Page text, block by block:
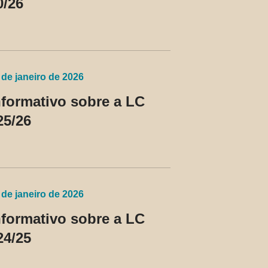
26
de janeiro de 2026
sobre a LC
26
de janeiro de 2026
sobre a LC
25